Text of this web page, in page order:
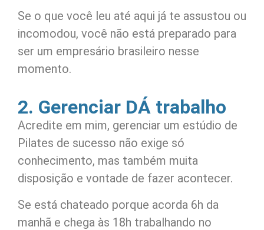
Se o que você leu até aqui já te assustou ou
incomodou, você não está preparado para
ser um empresário brasileiro nesse
momento.
2. Gerenciar DÁ trabalho
Acredite em mim, gerenciar um estúdio de
Pilates de sucesso não exige só
conhecimento, mas também muita
disposição e vontade de fazer acontecer.
Se está chateado porque acorda 6h da
manhã e chega às 18h trabalhando no